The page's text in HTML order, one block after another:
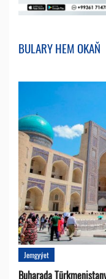
BULARY HEM OKAŇ
Jemgyýet
Buharada